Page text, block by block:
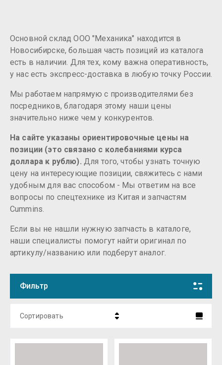
Основной склад ООО "Механика" находится в
Новосибирске, большая часть позиций из каталога
есть в наличии. Для тех, кому важна оперативность,
у нас есть экспресс-доставка в любую точку России.
Мы работаем напрямую с производителями без
посредников, благодаря этому наши цены
значительно ниже чем у конкурентов.
На сайте указаны ориентировочные цены на
позиции (это связано с колебаниями курса
доллара к рублю). Для того, чтобы узнать точную
цену на интересующие позиции, свяжитесь с нами
удобным для вас способом - Мы ответим на все
вопросы по спецтехнике из Китая и запчастям
Cummins.
Если вы не нашли нужную запчасть в каталоге,
наши специалисты помогут найти оригинал по
артикулу/названию или подберут аналог.
Фильтр
Сортировать